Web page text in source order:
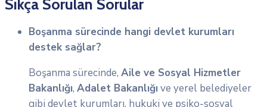
Sıkça Sorulan Sorular
Boşanma sürecinde hangi devlet kurumları
destek sağlar?
Boşanma sürecinde, Aile ve Sosyal Hizmetler
Bakanlığı, Adalet Bakanlığı ve yerel belediyeler
gibi devlet kurumları, hukuki ve psiko-sosyal